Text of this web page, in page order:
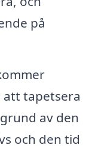
på
tapetsera
av den
och den tid